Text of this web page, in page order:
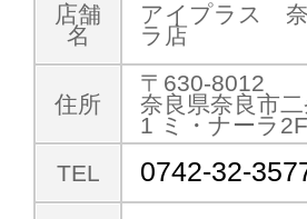
店舗
名
アイプラス
ラ店
住所
〒630-8012
奈良県奈良市
1 ミ・ナーラ2F
TEL
0742-32-